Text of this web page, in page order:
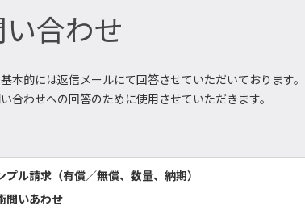
合わせ
本的には返信メールにて回答させていただいております。
合わせへの回答のために使用させていただきます。
プル請求（有償／無償、数量、納期）
問いあわせ